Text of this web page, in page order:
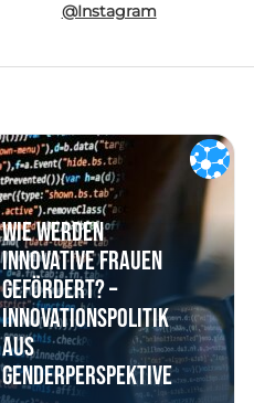
@Instagram
Wie werden
innovative Frauen
gefördert? –
Innovationspolitik
aus
Genderperspektive